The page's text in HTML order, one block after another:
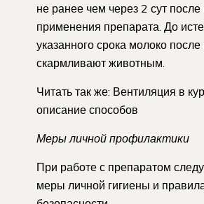
не ранее чем через 2 сут после
применения препарата. До
указанного срока молоко
скармливают животным.
Читать так же: Вентиляция в
описание способов
Меры личной профилактики
При работе с препаратом
меры личной гигиены и